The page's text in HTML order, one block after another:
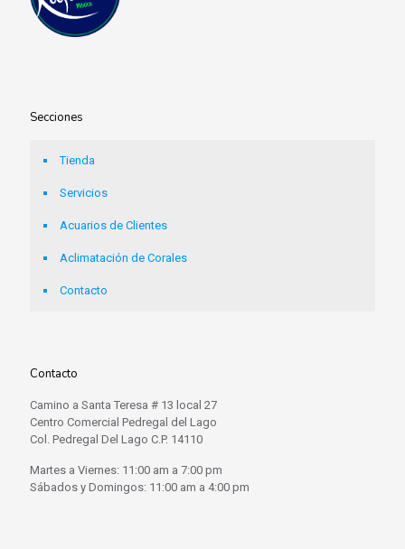
Secciones
Tienda
Servicios
Acuarios de Clientes
Aclimatación de Corales
Contacto
Contacto
Camino a Santa Teresa # 13 local 27
Centro Comercial Pedregal del Lago
Col. Pedregal Del Lago C.P. 14110
Martes a Viernes: 11:00 am a 7:00 pm
Sábados y Domingos: 11:00 am a 4:00 pm